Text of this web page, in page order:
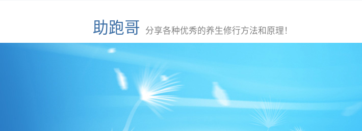
助跑哥 分享各种优秀的养生修行方法和原理！